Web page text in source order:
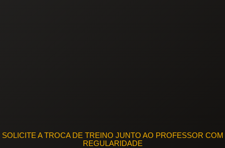
SOLICITE A TROCA DE TREINO JUNTO AO PROFESSOR COM
REGULARIDADE